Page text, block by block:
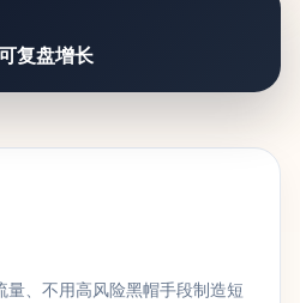
复盘增长
量、不用高风险黑帽手段制造短